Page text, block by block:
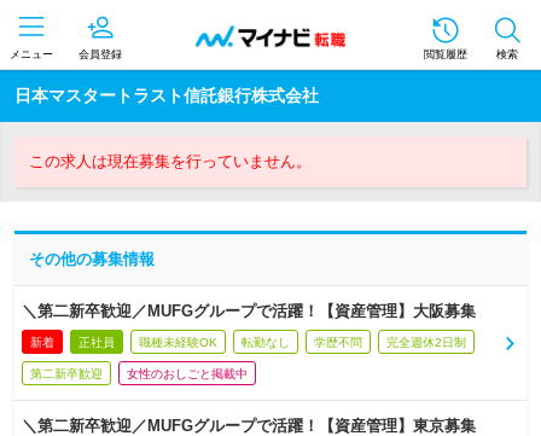
メニュー 会員登録 閲覧履歴 検索
日本マスタートラスト信託銀行株式会社
この求人は現在募集を行っていません。
その他の募集情報
＼第二新卒歓迎／MUFGグループで活躍！【資産管理】大阪募集
新着 正社員 職種未経験OK 転勤なし 学歴不問 完全週休2日制
第二新卒歓迎 女性のおしごと掲載中
＼第二新卒歓迎／MUFGグループで活躍！【資産管理】東京募集